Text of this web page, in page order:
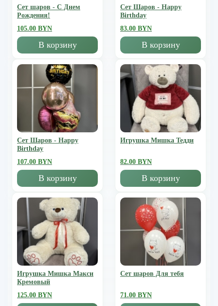
Сет шаров - С Днем
Рождения!
105.00 BYN
В корзину
Сет Шаров - Happy
Birthday
83.00 BYN
В корзину
Сет Шаров - Happy
Birthday
107.00 BYN
В корзину
Игрушка Мишка Тедди
82.00 BYN
В корзину
Игрушка Мишка Mакси
Кремовый
125.00 BYN
Сет шаров Для тебя
71.00 BYN